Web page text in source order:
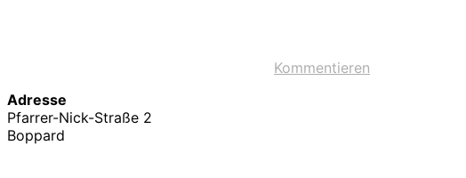
Kommentieren
Adresse
Pfarrer-Nick-Straße 2
Boppard